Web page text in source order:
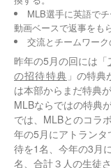
MLB選手に英語で
動画ベースで返事をも
交流とチームワー
昨年の5月の回には「
の招待特典 」の特典
は本部からまだ特典
MLBならではの特典
では、MLBとのコラ
年の5月にアトラン
待を1名、今年の3月
名、合計３人の生徒